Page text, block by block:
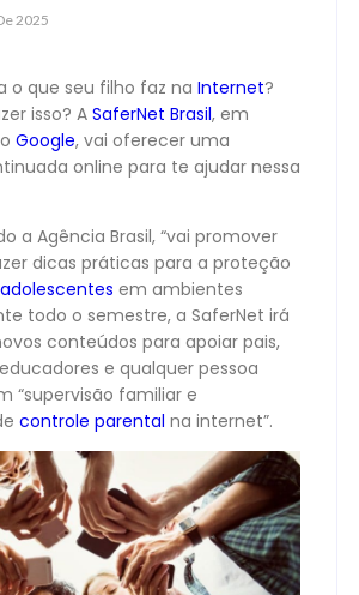
2025
o que seu filho faz na Internet?
isso? A SaferNet Brasil, em
Google, vai oferecer uma
online para te ajudar nessa
a Agência Brasil, “vai promover
dicas práticas para a proteção
em ambientes
todo o semestre, a SaferNet irá
conteúdos para apoiar pais,
e qualquer pessoa
“supervisão familiar e
controle parental na internet”.